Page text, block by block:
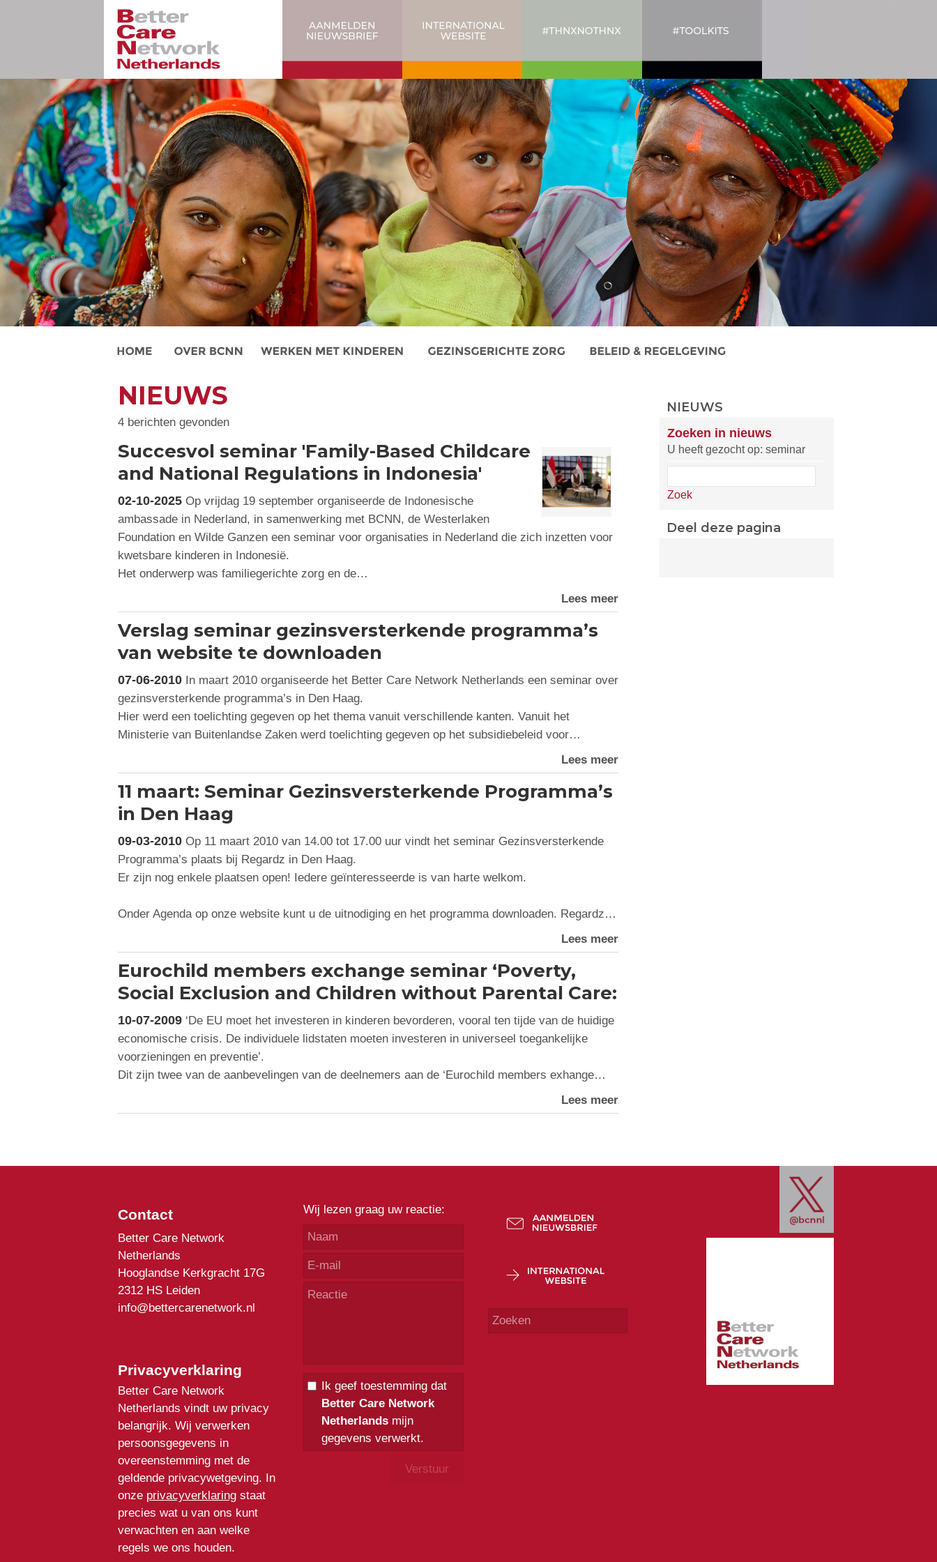
NIEUWS
4 berichten gevonden
Succesvol seminar 'Family-Based Childcare
and National Regulations in Indonesia'
02-10-2025Op vrijdag 19 september organiseerde de Indonesische
ambassade in Nederland, in samenwerking met BCNN, de Westerlaken
Foundation en Wilde Ganzen een seminar voor organisaties in Nederland die zich inzetten voor
kwetsbare kinderen in Indonesië.
Het onderwerp was familiegerichte zorg en de…
Lees meer
Verslag seminar gezinsversterkende programma’s
van website te downloaden
07-06-2010In maart 2010 organiseerde het Better Care Network Netherlands een seminar over
gezinsversterkende programma’s in Den Haag.
Hier werd een toelichting gegeven op het thema vanuit verschillende kanten. Vanuit het
Ministerie van Buitenlandse Zaken werd toelichting gegeven op het subsidiebeleid voor…
Lees meer
11 maart: Seminar Gezinsversterkende Programma’s
in Den Haag
09-03-2010Op 11 maart 2010 van 14.00 tot 17.00 uur vindt het seminar Gezinsversterkende
Programma’s plaats bij Regardz in Den Haag.
Er zijn nog enkele plaatsen open! Iedere geïnteresseerde is van harte welkom.
Onder Agenda op onze website kunt u de uitnodiging en het programma downloaden. Regardz…
Lees meer
Eurochild members exchange seminar ‘Poverty,
Social Exclusion and Children without Parental Care:
10-07-2009‘De EU moet het investeren in kinderen bevorderen, vooral ten tijde van de huidige
economische crisis. De individuele lidstaten moeten investeren in universeel toegankelijke
voorzieningen en preventie’.
Dit zijn twee van de aanbevelingen van de deelnemers aan de ‘Eurochild members exhange…
Lees meer
NIEUWS
Zoeken in nieuws
U heeft gezocht op: seminar
Zoek
Deel deze pagina
Contact
Better Care Network
Netherlands
Hooglandse Kerkgracht 17G
2312 HS Leiden
info@bettercarenetwork.nl
Privacyverklaring
Better Care Network
Netherlands vindt uw privacy
belangrijk. Wij verwerken
persoonsgegevens in
overeenstemming met de
geldende privacywetgeving. In
onze privacyverklaringstaat
precies wat u van ons kunt
verwachten en aan welke
regels we ons houden.
Wij lezen graag uw reactie:
Ik geef toestemming dat
Better Care Network
Netherlandsmijn
gegevens verwerkt.